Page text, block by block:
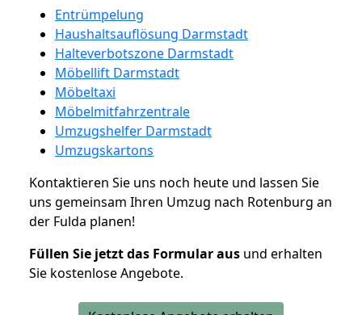
Entrümpelung
Haushaltsauflösung Darmstadt
Halteverbotszone Darmstadt
Möbellift Darmstadt
Möbeltaxi
Möbelmitfahrzentrale
Umzugshelfer Darmstadt
Umzugskartons
Kontaktieren Sie uns noch heute und lassen Sie
uns gemeinsam Ihren Umzug nach Rotenburg an
der Fulda planen!
Füllen Sie jetzt das Formular aus und erhalten
Sie kostenlose Angebote.